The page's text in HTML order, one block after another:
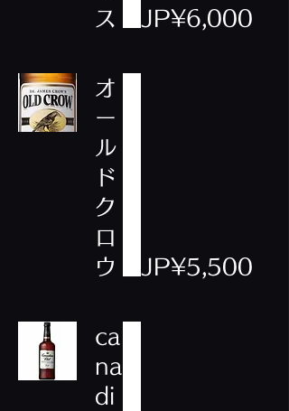
ス
JP¥6,000
オ
ー
ル
ド
ク
ロ
ウ
JP¥5,500
ca
na
di